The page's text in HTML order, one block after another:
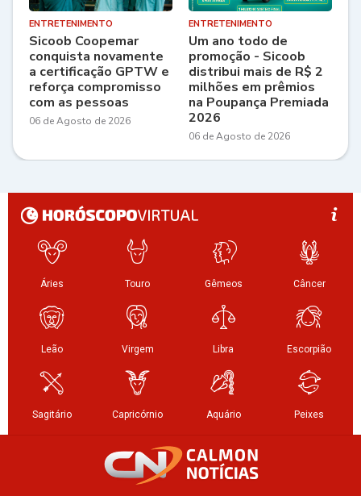
ENTRETENIMENTO
Sicoob Coopemar
conquista novamente
a certificação GPTW e
reforça compromisso
com as pessoas
06 de Agosto de 2026
ENTRETENIMENTO
Um ano todo de
promoção - Sicoob
distribui mais de R$ 2
milhões em prêmios
na Poupança Premiada
2026
06 de Agosto de 2026